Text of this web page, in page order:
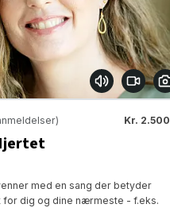
Kr. 2.500
med en sang der betyder
dig og dine nærmeste - f.eks.